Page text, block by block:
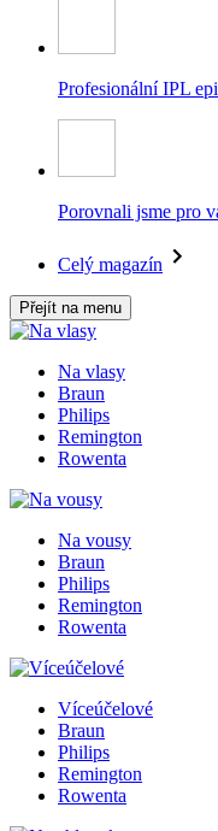
Profesionální IPL
Porovnali jsme pro
Celý magazín
Přejít na menu
Na vlasy
Braun
Philips
Remington
Rowenta
Na vousy
Braun
Philips
Remington
Rowenta
Víceúčelové
Braun
Philips
Remington
Rowenta